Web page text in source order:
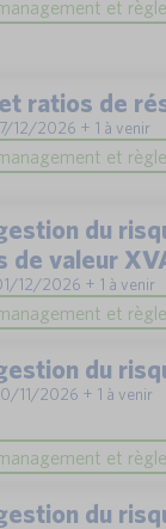
et
ratios de
12/2026 + 1 à venir
et
du
de valeur
12/2026 + 1 à venir
et
du
11/2026 + 1 à venir
et
du